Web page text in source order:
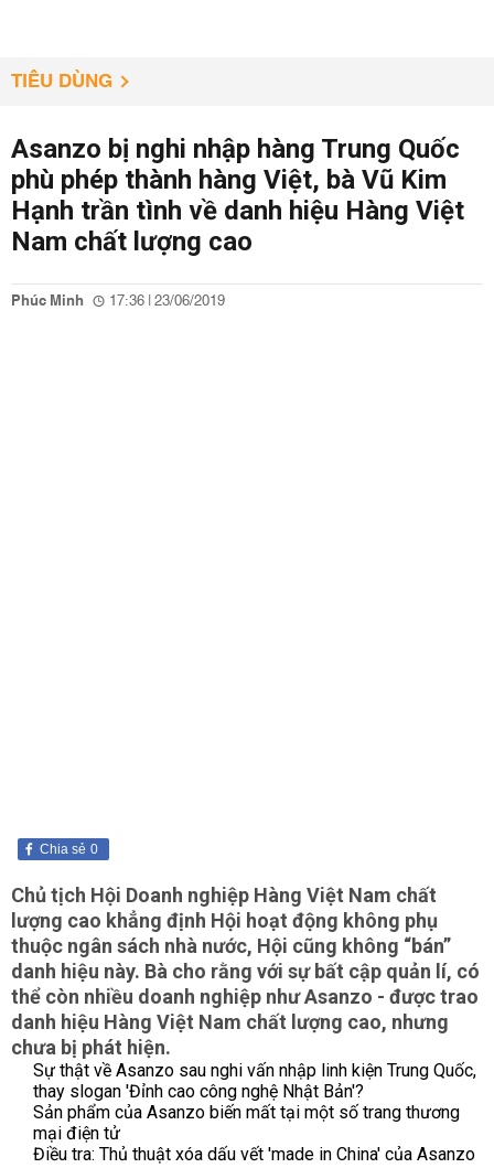
TIÊU DÙNG
Asanzo bị nghi nhập hàng Trung Quốc
phù phép thành hàng Việt, bà Vũ Kim
Hạnh trần tình về danh hiệu Hàng Việt
Nam chất lượng cao
Phúc Minh 17:36 | 23/06/2019
0
Chia sẻ
Chủ tịch Hội Doanh nghiệp Hàng Việt Nam chất
lượng cao khẳng định Hội hoạt động không phụ
thuộc ngân sách nhà nước, Hội cũng không “bán”
danh hiệu này. Bà cho rằng với sự bất cập quản lí, có
thể còn nhiều doanh nghiệp như Asanzo - được trao
danh hiệu Hàng Việt Nam chất lượng cao, nhưng
chưa bị phát hiện.
Sự thật về Asanzo sau nghi vấn nhập linh kiện Trung Quốc,
thay slogan 'Đỉnh cao công nghệ Nhật Bản'?
Sản phẩm của Asanzo biến mất tại một số trang thương
mại điện tử
Điều tra: Thủ thuật xóa dấu vết 'made in China' của Asanzo